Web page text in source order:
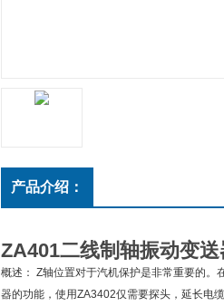
产品介绍：
ZA401二线制轴振动变送
概述： Z轴位置对于汽机保护是非常重要的
器的功能，使用ZA3402仅需要探头，延长电